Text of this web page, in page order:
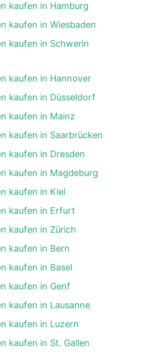
kaufen in Hamburg
kaufen in Wiesbaden
kaufen in Schwerin
kaufen in Hannover
kaufen in Düsseldorf
kaufen in Mainz
kaufen in Saarbrücken
kaufen in Dresden
kaufen in Magdeburg
kaufen in Kiel
kaufen in Erfurt
kaufen in Zürich
kaufen in Bern
kaufen in Basel
kaufen in Genf
kaufen in Lausanne
kaufen in Luzern
kaufen in St. Gallen